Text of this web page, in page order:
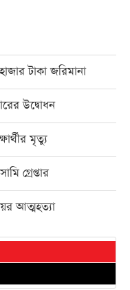
টাকা জরিমানা
উদ্বোধন
মৃত্যু
গ্রেপ্তার
আত্মহত্যা